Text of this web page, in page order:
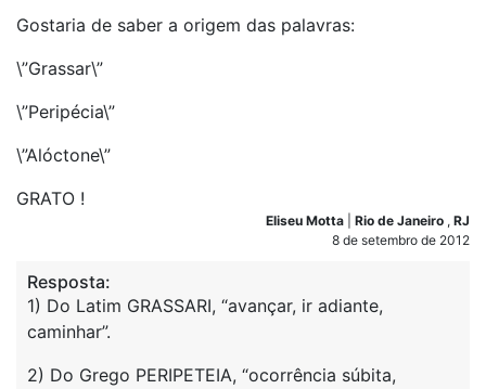
Gostaria de saber a origem das palavras:
\”Grassar\”
\”Peripécia\”
\”Alóctone\”
GRATO !
Eliseu Motta Rio de Janeiro , RJ
8 de setembro de 2012
Resposta:
1) Do Latim GRASSARI, “avançar, ir adiante,
caminhar”.
2) Do Grego PERIPETEIA, “ocorrência súbita,